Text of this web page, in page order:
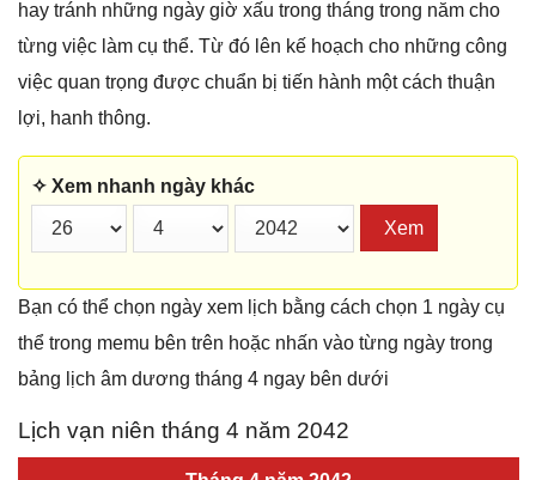
hay tránh những ngày giờ xấu trong tháng trong năm cho
từng việc làm cụ thể. Từ đó lên kế hoạch cho những công
việc quan trọng được chuẩn bị tiến hành một cách thuận
lợi, hanh thông.
✧ Xem nhanh ngày khác
Xem
Bạn có thể chọn ngày xem lịch bằng cách chọn 1 ngày cụ
thể trong memu bên trên hoặc nhấn vào từng ngày trong
bảng lịch âm dương tháng 4 ngay bên dưới
Lịch vạn niên tháng 4 năm 2042